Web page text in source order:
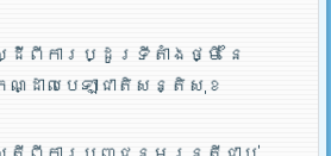
ពីការប្ដូរទីតាំងថ្មី នៃ
ដាលបេឡាជាតិសន្តិសុខ